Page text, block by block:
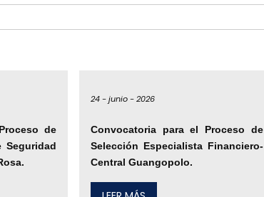
de
Seguridad
24 - junio - 2026
Convocatoria para el Proceso de
Selección Especialista Financiero-
Central Guangopolo.